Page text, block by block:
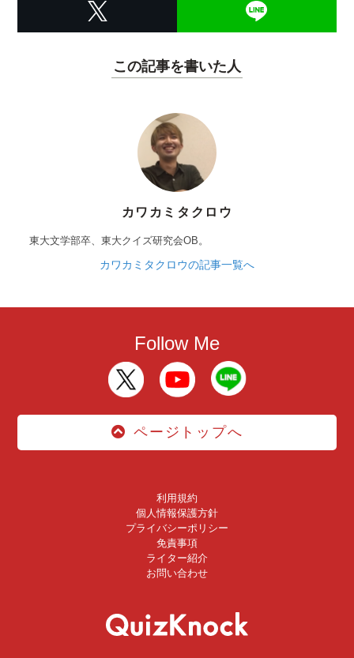
この記事を書いた人
カワカミタクロウ
東大文学部卒、東大クイズ研究会OB。
カワカミタクロウの記事一覧へ
Follow Me
ページトップへ
利用規約
個人情報保護方針
プライバシーポリシー
免責事項
ライター紹介
お問い合わせ